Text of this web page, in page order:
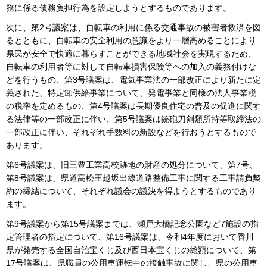
務に係る債務負担行為を設定しようとするものであります。
次に、第2号議案は、自転車の利用に係る交通事故の被害者救済を図
るとともに、自転車の安全利用の意識をより一層高めることにより
県民が安全で快適に暮らすことができる地域社会を実現するため、
自転車の利用者等に対して自転車損害保険等への加入の義務付けな
どを行うもの、第3号議案は、電気事業法の一部改正により新たに定
義された、特定卸供給事業について、発電事業と同様の法人事業税
の税率を定めるもの、第4号議案は長期優良住宅の普及の促進に関す
る法律等の一部改正に伴い、第5号議案は銃砲刀剣類所持等取締法の
一部改正に伴い、それぞれ手数料の新設などを行おうとするもので
あります。
第6号議案は、旧三豊工業高校跡地の財産の処分について、第7号、
第8号議案は、県道高松王越坂出線道路整備工事に関する工事請負契
約の締結について、それぞれ議会の議決を得ようとするものであり
ます。
第9号議案から第15号議案までは、瀬戸大橋記念公園など7施設の指
定管理者の指定について、第16号議案は、令和4年度において香川
県が発売する全国自治宝くじ及び西日本宝くじの総額について、第
17号議案は、県職員の公用車運転中の接触事故に関し、県の公用車